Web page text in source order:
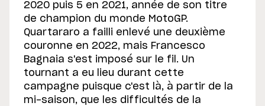
2020 puis 5 en 2021, année de son titre
de champion du monde MotoGP.
Quartararo a failli enlevé une deuxième
couronne en 2022, mais Francesco
Bagnaia s'est imposé sur le fil. Un
tournant a eu lieu durant cette
campagne puisque c'est là, à partir de la
mi-saison, que les difficultés de la